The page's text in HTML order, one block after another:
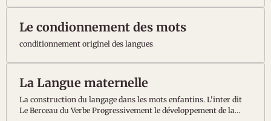
Le condionnement des mots
conditionnement originel des langues
La Langue maternelle
La construction du langage dans les mots enfantins. L'inter dit
Le Berceau du Verbe Progressivement le développement de la